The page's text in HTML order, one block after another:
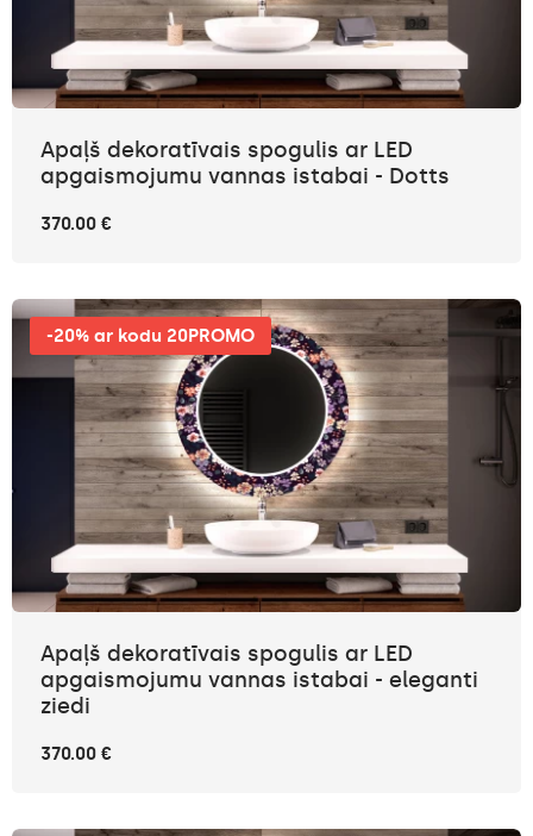
Apaļš dekoratīvais spogulis ar LED
apgaismojumu vannas istabai - Dotts
370.00 €
-20% ar kodu 20PROMO
Apaļš dekoratīvais spogulis ar LED
apgaismojumu vannas istabai - eleganti
ziedi
370.00 €